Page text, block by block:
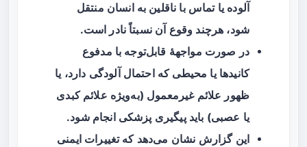
آلوده یا تماس با ناقلین به انسان منتقل
شود، هرچند وقوع آن نسبتاً نادر است.
در صورت مواجههٔ قابل‌توجه با مدفوع
کانیدها یا محیطی که احتمال آلودگی دارد، یا
ظهور علائم غیرمعمول (به‌ویژه علائم کبدی
یا عصبی) باید پیگیری پزشکی انجام شود.
این گزارش نشان می‌دهد که تغییرات ایمنی